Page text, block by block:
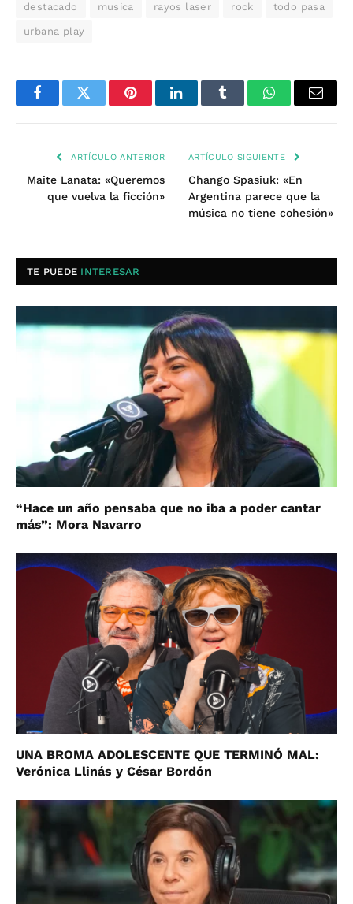
destacado musica rayos laser rock todo pasa
urbana play
FacebookTwitter PinterestLinkedInTumblr WhatsAppEmail
ARTÍCULO ANTERIOR
Maite Lanata: «Queremos
que vuelva la ficción»
ARTÍCULO SIGUIENTE
Chango Spasiuk: «En
Argentina parece que la
música no tiene cohesión»
TE PUEDE INTERESAR
“Hace un año pensaba que no iba a poder cantar
más”: Mora Navarro
UNA BROMA ADOLESCENTE QUE TERMINÓ MAL:
Verónica Llinás y César Bordón